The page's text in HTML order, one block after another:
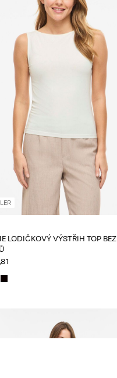
LODIČKOVÝ VÝSTŘIH TOP BEZ